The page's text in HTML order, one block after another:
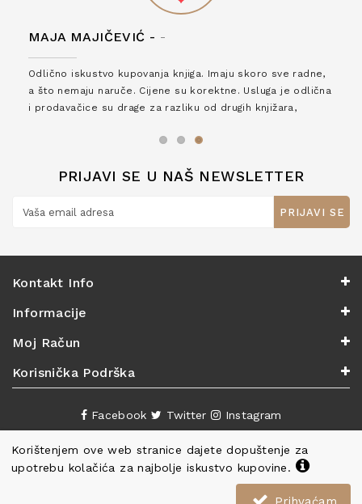
Korištenjem ove web stranice dajete dopuštenje za
upotrebu kolačića za najbolje iskustvo kupovine.
MAJA MAJIČEVIĆ - -
Odlično iskustvo kupovanja knjiga. Imaju skoro sve radne,
a što nemaju naruče. Cijene su korektne. Usluga je odlična
i prodavačice su drage za razliku od drugih knjižara,
PRIJAVI SE U NAŠ NEWSLETTER
PRIJAVI SE
Kontakt Info
Informacije
Moj Račun
Korisnička Podrška
Facebook Twitter Instagram